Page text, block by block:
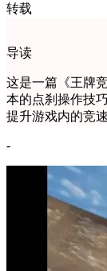
转载
导读
这是一篇《王牌
本的点刹操作技
提升游戏内的竞速
-